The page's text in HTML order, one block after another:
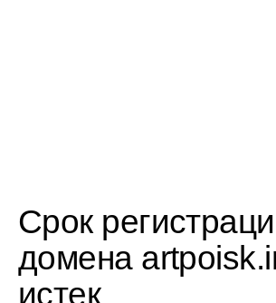
Срок
домена
истек